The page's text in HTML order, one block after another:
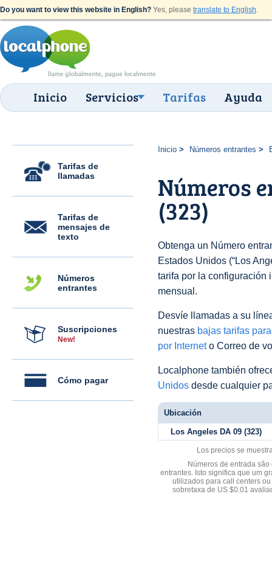
Do you want to view this website in English? Yes, please translate to English.
Inicio Servicios Tarifas Ayuda
Tarifas de
llamadas
Tarifas de
mensajes de
texto
Números
entrantes
Suscripciones
New!
Cómo pagar
Inicio Números entrantes
Números
(323)
Obtenga un Número
Estados Unidos (“Los
tarifa por la configuración
mensual.
Desvíe llamadas a su
nuestras bajas tarifas
por Interneto Correo de
Localphone también
Unidos desde cualquier
Ubicación
Los Angeles DA 09 (323)
Los precios se
Números de entrada
entrantes. Isto significa que um
utilizados para call centers
sobretaxa de US $0.01